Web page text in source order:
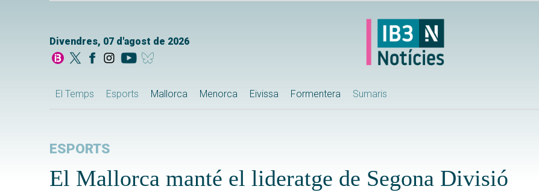
Divendres, 07 d'agost de 2026
El Temps Esports Mallorca Menorca Eivissa Formentera Sumaris
ESPORTS
El Mallorca manté el lideratge de Segona Divisió